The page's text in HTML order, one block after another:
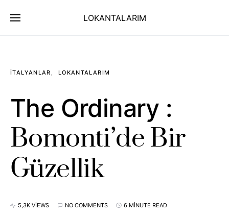
LOKANTALARIM
İTALYANLAR LOKANTALARIM
The Ordinary :
Bomonti’de Bir
Güzellik
5,3K VIEWS NO COMMENTS 6 MINUTE READ